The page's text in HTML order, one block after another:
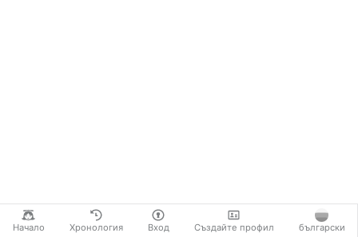
Начало Хронология Вход Създайте профил български